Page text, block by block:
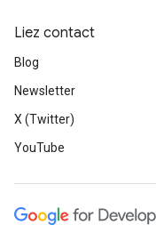
Liez contact
Blog
Newsletter
X (Twitter)
YouTube